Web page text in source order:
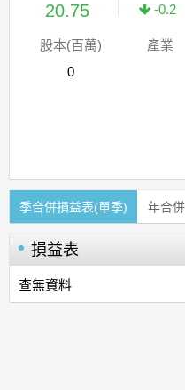
20.75
-0.2
股本(百萬)
0
產業
季合併損益表(單季) 年合
損益表
查無資料